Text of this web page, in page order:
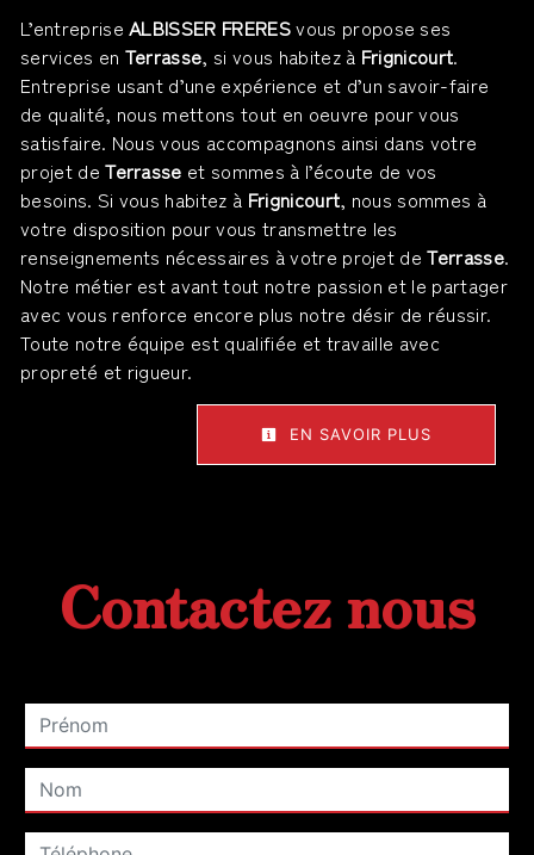
L’entrepriseALBISSER FRERESvous propose ses
services en Terrasse, si vous habitez à Frignicourt.
Entreprise usant d’une expérience et d’un savoir-faire
de qualité, nous mettons tout en oeuvre pour vous
satisfaire. Nous vous accompagnons ainsi dans votre
projet deTerrasse et sommes à l’écoute de vos
besoins. Si vous habitez à Frignicourt, nous sommes à
votre disposition pour vous transmettre les
renseignements nécessaires à votre projet deTerrasse.
Notre métier est avant tout notre passion et le partager
avec vous renforce encore plus notre désir de réussir.
Toute notre équipe est qualifiée et travaille avec
propreté et rigueur.
EN SAVOIR PLUS
Contactez nous